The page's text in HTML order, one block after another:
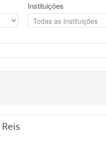
Instituições